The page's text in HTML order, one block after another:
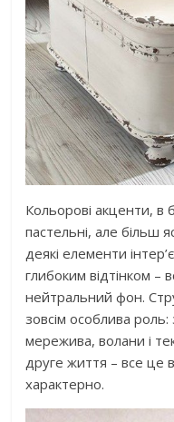
Кольорові акценти, в
пастельні, але більш
деякі елементи
глибоким відтінком –
нейтральний фон.
зовсім особлива
мережива, волани і
друге життя – все це
характерно.